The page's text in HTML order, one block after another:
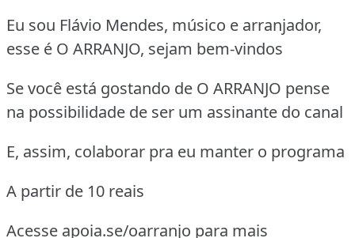
Eu sou Flávio Mendes, músico e arranjador,
esse é O ARRANJO, sejam bem-vindos
Se você está gostando de O ARRANJO pense
na possibilidade de ser um assinante do canal
E, assim, colaborar pra eu manter o programa
A partir de 10 reais
Acesse apoia.se/oarranjo para mais